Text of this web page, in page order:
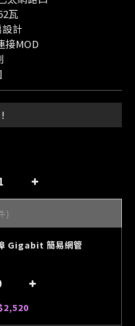
瓦
計
接MOD
)
Gigabit 簡易網管